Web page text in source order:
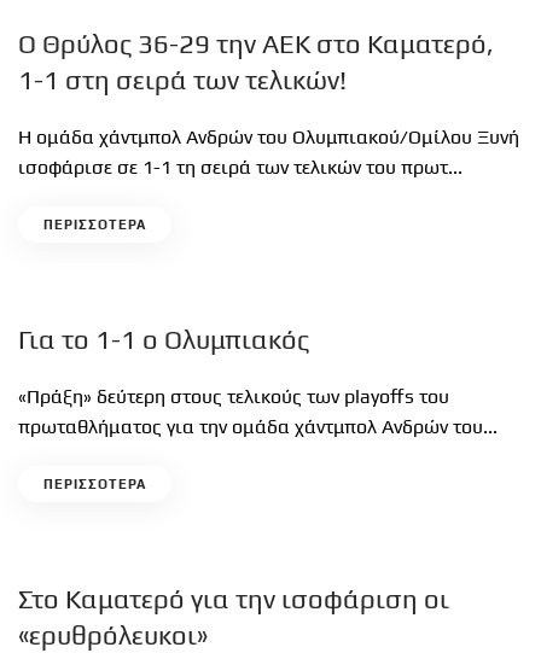
Ο Θρύλος 36-29 την ΑΕΚ στο Καματερό,
1-1 στη σειρά των τελικών!
Η ομάδα χάντμπολ Ανδρών του Ολυμπιακού/Ομίλου Ξυνή
ισοφάρισε σε 1-1 τη σειρά των τελικών του πρωτ...
ΠΕΡΙΣΣΟΤΕΡΑ
Για το 1-1 ο Ολυμπιακός
«Πράξη» δεύτερη στους τελικούς των playoffs του
πρωταθλήματος για την ομάδα χάντμπολ Ανδρών του...
ΠΕΡΙΣΣΟΤΕΡΑ
Στο Καματερό για την ισοφάριση οι
«ερυθρόλευκοι»